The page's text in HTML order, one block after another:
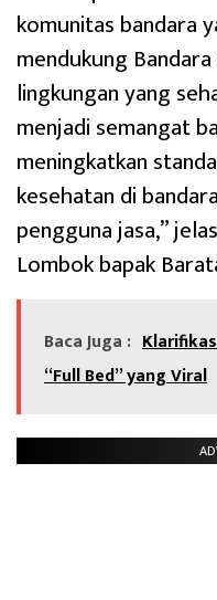
komunitas bandara
mendukung
lingkungan yang
menjadi semangat
meningkatkan
kesehatan di
pengguna jasa,”
Lombok bapak
Baca Juga :
“Full Bed” yang Viral